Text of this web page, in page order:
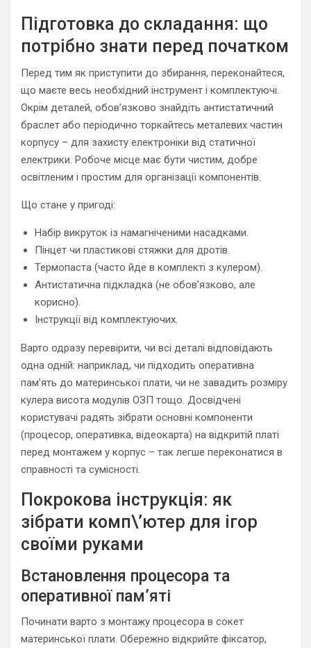
Підготовка до складання: що
потрібно знати перед початком
Перед тим як приступити до збирання, переконайтеся,
що маєте весь необхідний інструмент і комплектуючі.
Окрім деталей, обов’язково знайдіть антистатичний
браслет або періодично торкайтесь металевих частин
корпусу – для захисту електроніки від статичної
електрики. Робоче місце має бути чистим, добре
освітленим і простим для організації компонентів.
Що стане у пригоді:
Набір викруток із намагніченими насадками.
Пінцет чи пластикові стяжки для дротів.
Термопаста (часто йде в комплекті з кулером).
Антистатична підкладка (не обов’язково, але
корисно).
Інструкції від комплектуючих.
Варто одразу перевірити, чи всі деталі відповідають
одна одній: наприклад, чи підходить оперативна
пам’ять до материнської плати, чи не завадить розміру
кулера висота модулів ОЗП тощо. Досвідчені
користувачі радять зібрати основні компоненти
(процесор, оперативка, відеокарта) на відкритій платі
перед монтажем у корпус – так легше переконатися в
справності та сумісності.
Покрокова інструкція: як
зібрати комп\’ютер для ігор
своїми руками
Встановлення процесора та
оперативної пам’яті
Починати варто з монтажу процесора в сокет
материнської плати. Обережно відкрийте фіксатор,